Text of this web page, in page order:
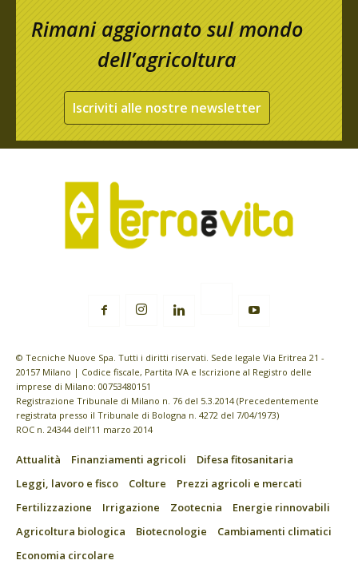
Rimani aggiornato sul mondo
dell’agricoltura
Iscriviti alle nostre newsletter
© Tecniche Nuove Spa. Tutti i diritti riservati. Sede legale Via Eritrea 21 -
20157 Milano | Codice fiscale, Partita IVA e Iscrizione al Registro delle
imprese di Milano: 00753480151
Registrazione Tribunale di Milano n. 76 del 5.3.2014 (Precedentemente
registrata presso il Tribunale di Bologna n. 4272 del 7/04/1973)
ROC n. 24344 dell’11 marzo 2014
Attualità Finanziamenti agricoli
Difesa fitosanitaria
Leggi, lavoro e fisco
Colture
Prezzi agricoli e mercati
Fertilizzazione
Irrigazione Zootecnia
Energie rinnovabili
Agricoltura biologica
Biotecnologie
Cambiamenti climatici
Economia circolare